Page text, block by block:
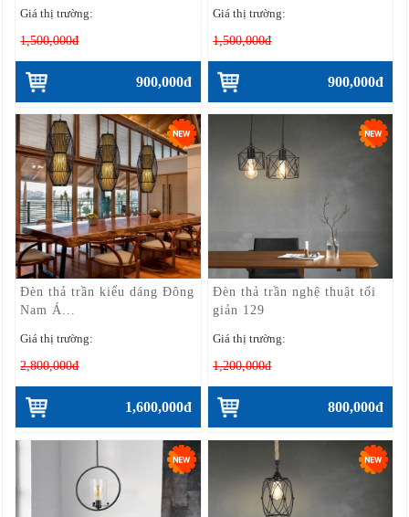
Giá thị trường:
1,500,000đ
900,000đ
Giá thị trường:
1,500,000đ
900,000đ
Đèn thả trần kiểu dáng Đông
Nam Á...
Giá thị trường:
2,800,000đ
1,600,000đ
Đèn thả trần nghệ thuật tối
giản 129
Giá thị trường:
1,200,000đ
800,000đ